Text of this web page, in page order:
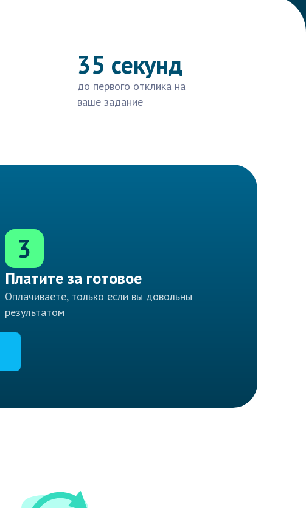
35 секунд
до первого отклика на
ваше задание
3
Платите за готовое
Оплачиваете, только если вы довольны
результатом